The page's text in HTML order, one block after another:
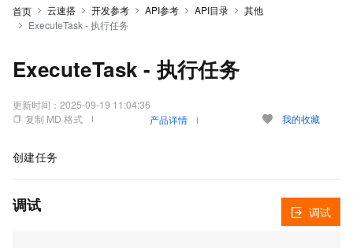
首页 云速搭 开发参考 API参考 API目录
其他
ExecuteTask - 执行任务
ExecuteTask - 执行任务
更新时间： 2025-09-19 11:04:36
复制 MD 格式
产品详情 我的收藏
创建任务
调试 调试